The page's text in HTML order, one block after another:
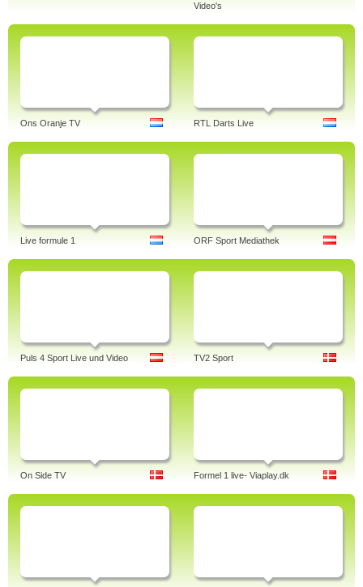
Video's
Ons Oranje TV RTL Darts Live
Live formule 1 ORF Sport Mediathek
Puls 4 Sport Live und Video TV2 Sport
On Side TV Formel 1 live- Viaplay.dk